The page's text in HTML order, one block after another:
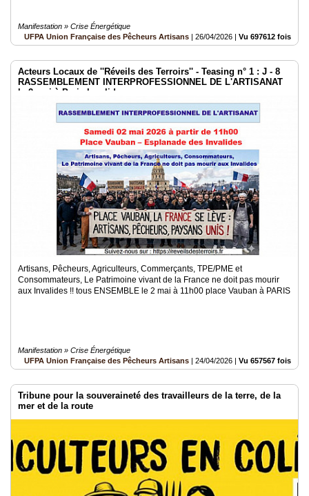
Manifestation » Crise Énergétique
UFPA Union Française des Pêcheurs Artisans | 26/04/2026 | Vu 697612 fois
Acteurs Locaux de ''Réveils des Terroirs'' - Teasing n° 1 : J - 8
RASSEMBLEMENT INTERPROFESSIONNEL DE L'ARTISANAT
le 2 mai à Paris Invalides
Artisans, Pêcheurs, Agriculteurs, Commerçants, TPE/PME et
Consommateurs, Le Patrimoine vivant de la France ne doit pas mourir
aux Invalides !! tous ENSEMBLE le 2 mai à 11h00 place Vauban à PARIS
Manifestation » Crise Énergétique
UFPA Union Française des Pêcheurs Artisans | 24/04/2026 | Vu 657567 fois
Tribune pour la souveraineté des travailleurs de la terre, de la
mer et de la route